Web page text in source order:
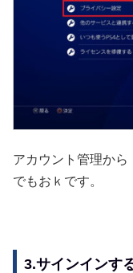
アカウント管理から
でもおｋです。
3.サインインす